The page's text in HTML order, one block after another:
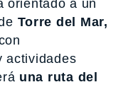
orientado a un
Torre del Mar,
actividades
una ruta del